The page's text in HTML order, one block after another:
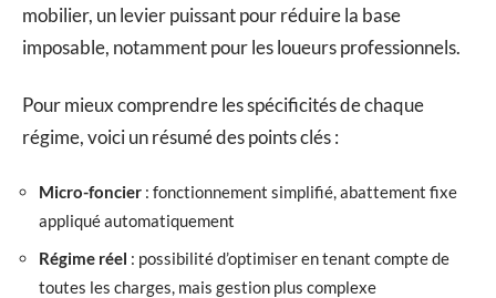
mobilier, un levier puissant pour réduire la base
imposable, notamment pour les loueurs professionnels.
Pour mieux comprendre les spécificités de chaque
régime, voici un résumé des points clés :
Micro-foncier : fonctionnement simplifié, abattement fixe
appliqué automatiquement
Régime réel : possibilité d’optimiser en tenant compte de
toutes les charges, mais gestion plus complexe